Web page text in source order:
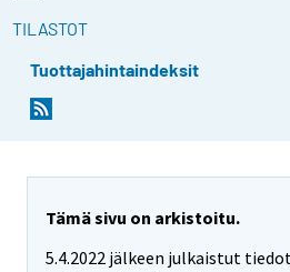
TILASTOT
Tuottajahintaindeksit
Tämä sivu on arkistoitu.
5.4.2022 jälkeen julkaistut